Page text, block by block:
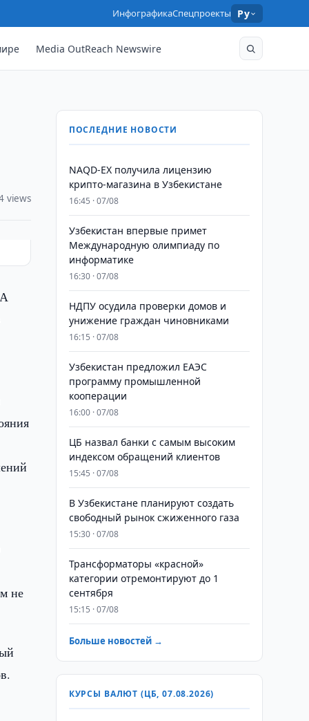
ИнфографикаСпецпроекты Ру
Media OutReach Newswire
views
не
ПОСЛЕДНИЕ НОВОСТИ
NAQD-EX получила лицензию
крипто-магазина в Узбекистане
16:45 · 07/08
Узбекистан впервые примет
Международную олимпиаду по
информатике
16:30 · 07/08
НДПУ осудила проверки домов и
унижение граждан чиновниками
16:15 · 07/08
Узбекистан предложил ЕАЭС
программу промышленной
кооперации
16:00 · 07/08
ЦБ назвал банки с самым высоким
индексом обращений клиентов
15:45 · 07/08
В Узбекистане планируют создать
свободный рынок сжиженного газа
15:30 · 07/08
Трансформаторы «красной»
категории отремонтируют до 1
сентября
15:15 · 07/08
Больше новостей →
КУРСЫ ВАЛЮТ (ЦБ, 07.08.2026)